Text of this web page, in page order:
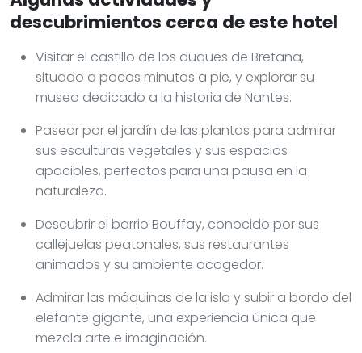
descubrimientos cerca de este hotel
Visitar el castillo de los duques de Bretaña,
situado a pocos minutos a pie, y explorar su
museo dedicado a la historia de Nantes.
Pasear por el jardín de las plantas para admirar
sus esculturas vegetales y sus espacios
apacibles, perfectos para una pausa en la
naturaleza.
Descubrir el barrio Bouffay, conocido por sus
callejuelas peatonales, sus restaurantes
animados y su ambiente acogedor.
Admirar las máquinas de la isla y subir a bordo del
elefante gigante, una experiencia única que
mezcla arte e imaginación.